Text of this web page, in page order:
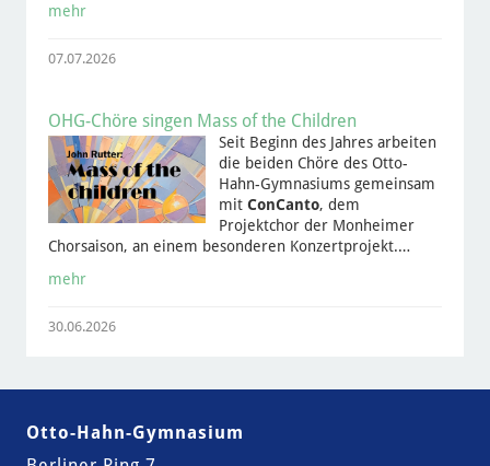
mehr
07.07.2026
OHG-Chöre singen Mass of the Children
Seit Beginn des Jahres arbeiten
die beiden Chöre des Otto-
Hahn-Gymnasiums gemeinsam
mitConCanto, dem
Projektchor der Monheimer
Chorsaison, an einem besonderen Konzertprojekt.…
mehr
30.06.2026
Otto-Hahn-Gymnasium